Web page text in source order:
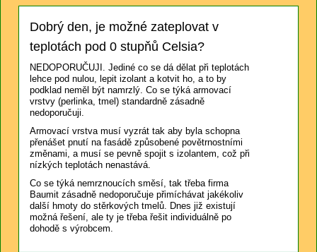
Dobrý den, je možné zateplovat v
teplotách pod 0 stupňů Celsia?
NEDOPORUČUJI. Jediné co se dá dělat při teplotách
lehce pod nulou, lepit izolant a kotvit ho, a to by
podklad neměl být namrzlý. Co se týká armovací
vrstvy (perlinka, tmel) standardně zásadně
nedoporučuji.
Armovací vrstva musí vyzrát tak aby byla schopna
přenášet pnutí na fasádě způsobené povětrnostními
změnami, a musí se pevně spojit s izolantem, což při
nízkých teplotách nenastává.
Co se týká nemrznoucích směsí, tak třeba firma
Baumit zásadně nedoporučuje přimíchávat jakékoliv
další hmoty do stěrkových tmelů. Dnes již existují
možná řešení, ale ty je třeba řešit individuálně po
dohodě s výrobcem.